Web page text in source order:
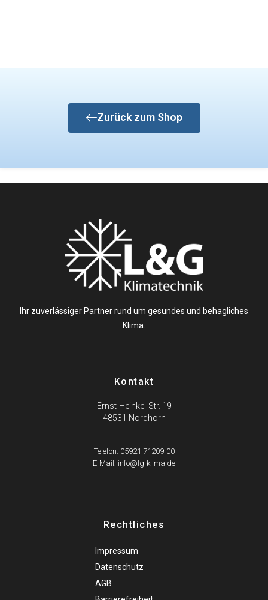
Zurück zum Shop
Ihr zuverlässiger Partner rund um gesundes und behagliches
Klima.
Kontakt
Ernst-Heinkel-Str. 19
48531 Nordhorn
Telefon: 05921 71209-00
E-Mail: info@lg-klima.de
Rechtliches
Impressum
Datenschutz
AGB